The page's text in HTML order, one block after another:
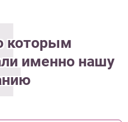
которым
именно нашу